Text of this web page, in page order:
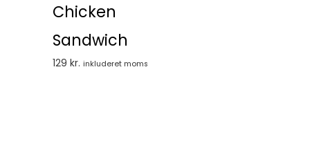
Chicken
Sandwich
129 kr. inkluderet moms